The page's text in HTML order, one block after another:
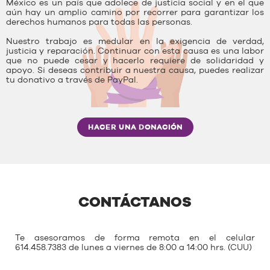
México es un país que adolece de justicia social y en el que
aún hay un amplio camino por recorrer para garantizar los
derechos humanos para todas las personas.
Nuestro trabajo es medular en la exigencia de verdad,
justicia y reparación. Continuar con esta causa es una labor
que no puede cesar y hacerlo requiere de solidaridad y
apoyo. Si deseas contribuir a nuestra causa, puedes realizar
tu donativo a través de PayPal.
HACER UNA DONACIÓN
CONTÁCTANOS
Te asesoramos de forma remota en el celular
614.458.7383 de lunes a viernes de 8:00 a 14:00 hrs. (CUU)